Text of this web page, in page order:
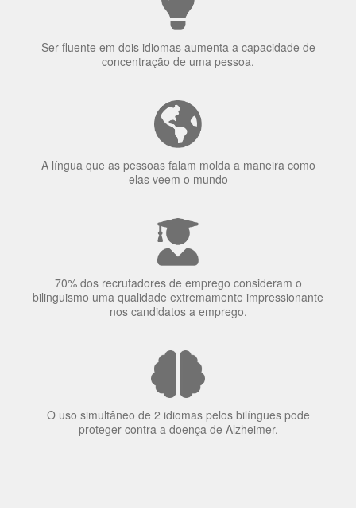
Ser fluente em dois idiomas aumenta a capacidade de
concentração de uma pessoa.
A língua que as pessoas falam molda a maneira como
elas veem o mundo
70% dos recrutadores de emprego consideram o
bilinguismo uma qualidade extremamente impressionante
O uso simultâneo de 2 idiomas pelos bilíngues pode
proteger contra a doença de Alzheimer.